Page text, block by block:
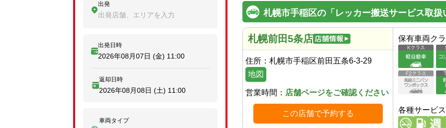
札幌市手稲区の「レッカー搬送サービス取
札幌前田5条店
住所： 札幌市手稲区前田五条6-3-29
地図
営業時間： 店舗ページをご確認ください
この店舗で予約する
保有車両ク
各種サービス
出発
出発店舗、エリアを入力
出発日時
2026年08月07日 (金) 11:00
返却日時
2026年08月08日 (土) 11:00
車両タイプ